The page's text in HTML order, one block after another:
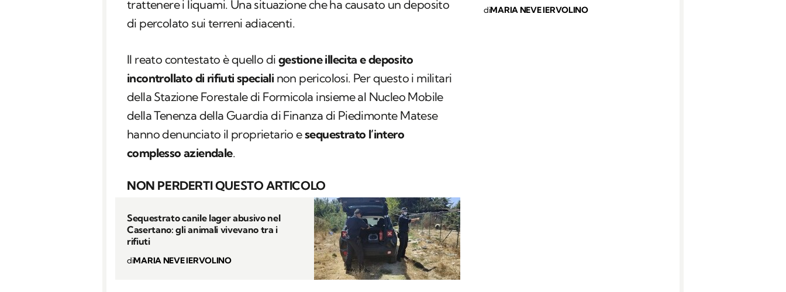
trattenere i liquami. Una situazione che ha causato un deposito
di percolato sui terreni adiacenti.
Il reato contestato è quello di gestione illecita e deposito
incontrollato di rifiuti speciali non pericolosi. Per questo i militari
della Stazione Forestale di Formicola insieme al Nucleo Mobile
della Tenenza della Guardia di Finanza di Piedimonte Matese
hanno denunciato il proprietario esequestrato l’intero
complesso aziendale.
NON PERDERTI QUESTO ARTICOLO
Sequestrato canile lager abusivo nel
Casertano: gli animali vivevano tra i
rifiuti
diMARIA NEVE IERVOLINO
diMARIA NEVE IERVOLINO